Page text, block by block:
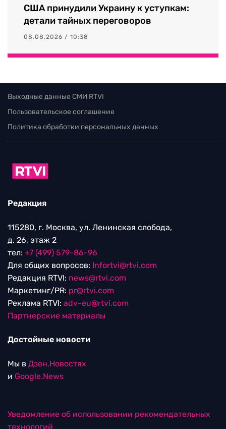
США принудили Украину к уступкам:
детали тайных переговоров
08.08.2026 / 10:38
Выходные данные СМИ RTVI
Пользовательское соглашение
Политика обработки персональных данных
Редакция
115280, г. Москва, ул. Ленинская слобода,
д. 26, этаж 2
тел: +7 (499) 579-86-96
Для общих вопросов: Infortvi@rtvi.com
Редакция RTVI: news@rtvi.com
Маркетинг/PR: pr@rtvi.com
Реклама RTVI: adv-eu@rtvi.com
Партнерские материалы
Достойные новости
Мы в Дзен.Новостях
и Google.News
Уведомление об использовании рекомендательных
технологий